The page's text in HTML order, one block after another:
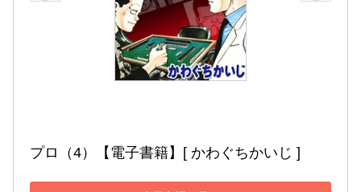
プロ（4）【電子書籍】[ かわぐちかいじ ]